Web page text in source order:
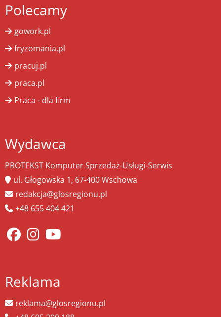
Polecamy
gowork.pl
fryzomania.pl
pracuj.pl
praca.pl
Praca - dla firm
Wydawca
PROTEKST Komputer Sprzedaż-Usługi-Serwis
ul. Głogowska 1, 67-400 Wschowa
redakcja@glosregionu.pl
+48 655 404 421
Reklama
reklama@glosregionu.pl